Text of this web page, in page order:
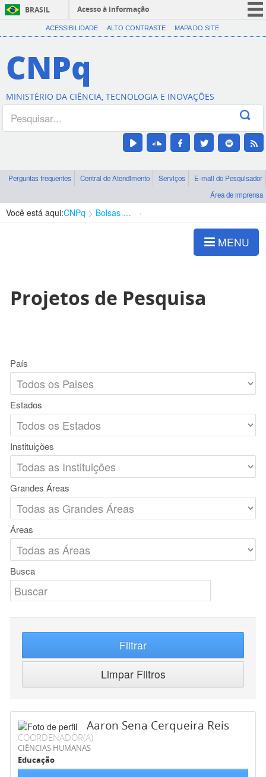
BRASIL
Acesso à informação
CORONAVÍRUS (COVID-19)
Canais
ACESSIBILIDADE ALTO CONTRASTE MAPA DO SITE
CNPq
MINISTÉRIO DA CIÊNCIA, TECNOLOGIA E INOVAÇÕES
Perguntas frequentes Central de Atendimento Serviços
E-mail do Pesquisador
Área de imprensa
Você está aqui:CNPq Bolsas e Auxílios Vigentes
MENU
Projetos de Pesquisa
País
Estados
Instituições
Grandes Áreas
Áreas
Busca
Filtrar
Limpar Filtros
Aaron Sena Cerqueira Reis
COORDENADOR(A)
CIÊNCIAS HUMANAS
Educação